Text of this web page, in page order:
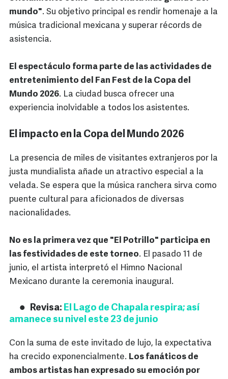
mundo". Su objetivo principal es rendir homenaje a la
música tradicional mexicana y superar récords de
asistencia.
El espectáculo forma parte de las actividades de
entretenimiento del Fan Fest de la Copa del
Mundo 2026. La ciudad busca ofrecer una
experiencia inolvidable a todos los asistentes.
El impacto en la Copa del Mundo 2026
La presencia de miles de visitantes extranjeros por la
justa mundialista añade un atractivo especial a la
velada. Se espera que la música ranchera sirva como
puente cultural para aficionados de diversas
nacionalidades.
No es la primera vez que "El Potrillo" participa en
las festividades de este torneo. El pasado 11 de
junio, el artista interpretó el Himno Nacional
Mexicano durante la ceremonia inaugural.
Revisa: El Lago de Chapala respira; así
amanece su nivel este 23 de junio
Con la suma de este invitado de lujo, la expectativa
ha crecido exponencialmente. Los fanáticos de
ambos artistas han expresado su emoción por